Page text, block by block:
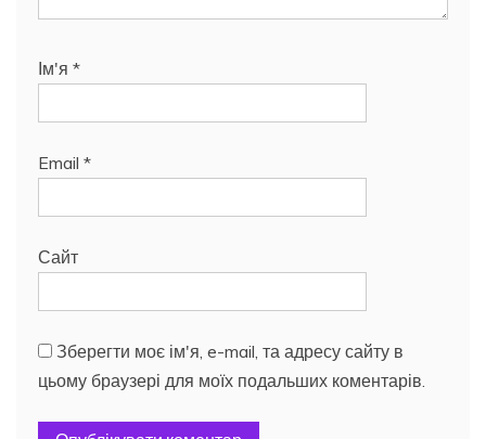
Ім'я *
Email *
Сайт
Зберегти моє ім'я, e-mail, та адресу сайту в
цьому браузері для моїх подальших коментарів.